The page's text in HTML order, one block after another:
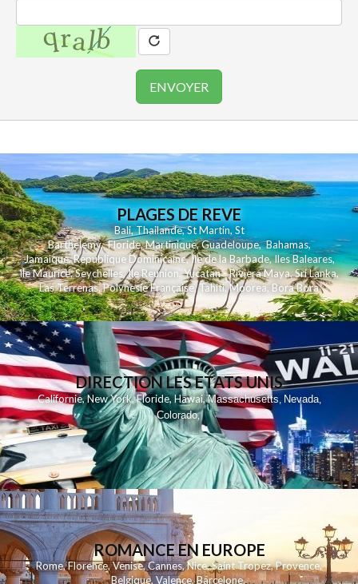
PLAGES DE REVE
Bali,Thailande,St Martin,St
Barthelemy,Floride,Martinique,Guadeloupe,Bahamas,
Jamaique,Republique Dominicaine,Ile de la Barbade,Iles Baleares,
Ile Maurice,Seychelles,Ile Reunion,Yucatan - Riviera Maya,Sri Lanka,
Las Terrenas,Polynesie Française,Tahiti,Moorea, Bora Bora
DIRECTION LES ETATS UNIS
Californie,New York,Floride,Hawai,Massachusetts, Nevada,
Colorado,
ROMANCE EN EUROPE
Rome,Florence,Venise,Cannes,Nice,Saint Tropez,Provence,
Belgique,Valence,Barcelone,